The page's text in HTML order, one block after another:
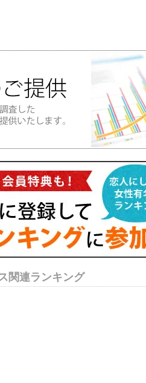
関連ランキング